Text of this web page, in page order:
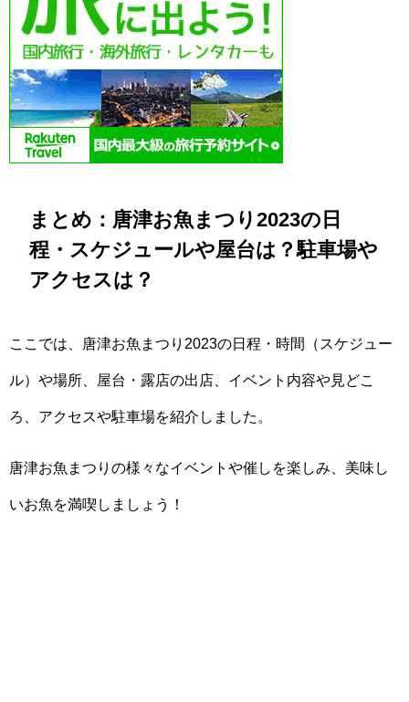
まとめ：唐津お魚まつり2023の日
程・スケジュールや屋台は？駐車場や
アクセスは？
ここでは、唐津お魚まつり2023の日程・時間（スケジュー
ル）や場所、屋台・露店の出店、イベント内容や見どこ
ろ、アクセスや駐車場を紹介しました。
唐津お魚まつりの様々なイベントや催しを楽しみ、美味し
いお魚を満喫しましょう！